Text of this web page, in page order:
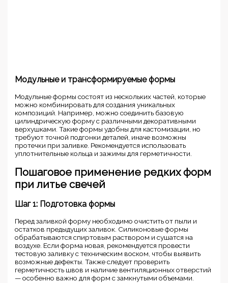
Модульные и трансформируемые формы
Модульные формы состоят из нескольких частей, которые
можно комбинировать для создания уникальных
композиций. Например, можно соединить базовую
цилиндрическую форму с различными декоративными
верхушками. Такие формы удобны для кастомизации, но
требуют точной подгонки деталей, иначе возможны
протечки при заливке. Рекомендуется использовать
уплотнительные кольца и зажимы для герметичности.
Пошаговое применение редких форм
при литье свечей
Шаг 1: Подготовка формы
Перед заливкой форму необходимо очистить от пыли и
остатков предыдущих заливок. Силиконовые формы
обрабатываются спиртовым раствором и сушатся на
воздухе. Если форма новая, рекомендуется провести
тестовую заливку с техническим воском, чтобы выявить
возможные дефекты. Также следует проверить
герметичность швов и наличие вентиляционных отверстий
— особенно важно для форм с замкнутыми объемами.